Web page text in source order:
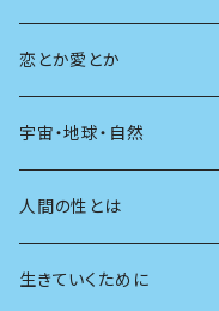
教育
友達
学校
恋とか愛とか
宇宙・地球・自然
動物
植物
人間の性とは
生きていくために